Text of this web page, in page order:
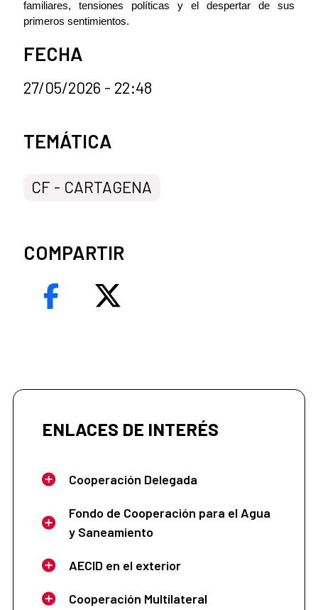
familiares, tensiones políticas y el despertar de sus
primeros sentimientos.
FECHA
27/05/2026 - 22:48
Categorías de la noticia
TEMÁTICA
CF - CARTAGENA
COMPARTIR
ENLACES DE INTERÉS
Cooperación Delegada
Fondo de Cooperación para el Agua
y Saneamiento
AECID en el exterior
Cooperación Multilateral